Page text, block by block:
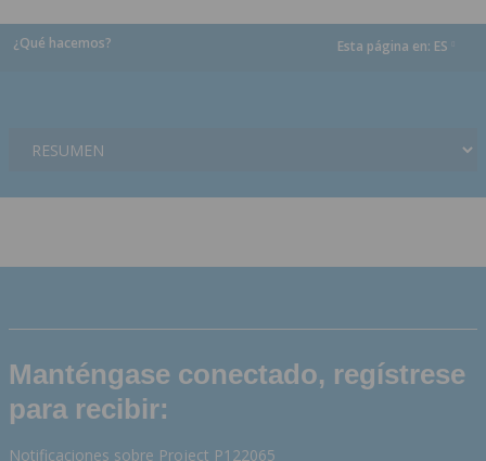
¿Qué hacemos? Esta página en: ES
Manténgase conectado, regístrese
para recibir:
Notificaciones sobre Project P122065